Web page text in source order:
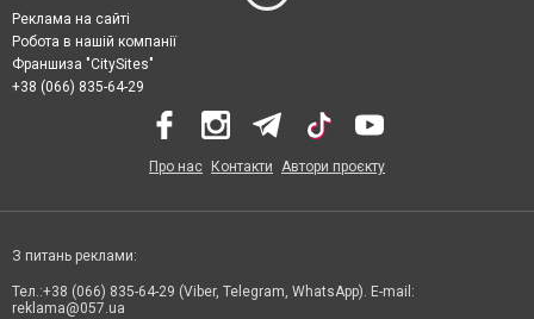
Реклама на сайті
Робота в нашій компанії
Франшиза "CitySites"
+38 (066) 835-64-29
Про нас Контакти Автори проєкту
З питань реклами:
Тел.:+38 (066) 835-64-29 (Viber, Telegram, WhatsApp). E-mail:
reklama@057.ua